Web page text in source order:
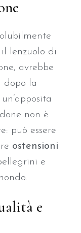
il lenzuolo di
avrebbe
dopo la
non è
può essere
ostensioni
e
e